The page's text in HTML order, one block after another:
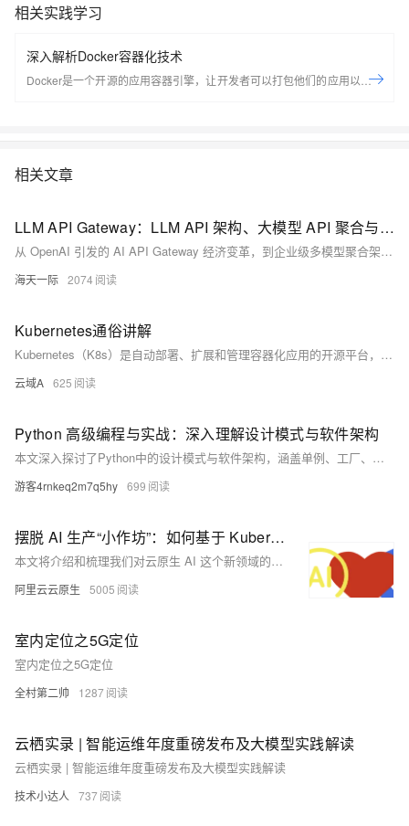
相关实践学习
深入解析Docker容器化技术
Docker是一个开源的应用容器引擎，让开发者可以打包他们的应用以及依
容器中并行运行和管理应用，获得更好的计算密度。企业利用Docker可以
Linux和Windows Server应用发布新功能。 在本套课程中，我们将全面的
讲解Docker技术栈，从环境安装到容器、镜像操作以及生产环境如何部署
开发的微服务应用。本课程由黑马程序员提供。 &nbsp; &nbsp; 相关的阿
里云产品：容器服务 ACK 容器服务 Kubernetes 版（简称 ACK）提供高
理。整合阿里云虚拟化、存储、网络和安全能力，打造云端最佳容器化应
用运行环境。 了解产品详情: https://www.aliyun.com/product/kubernetes
相关文章
LLM API Gateway：LLM API 架构、大模型 API 聚合与 AI API 成本优化全解（2026 深度指南）
从 OpenAI 引发的 AI API Gateway 经济变革，到企业级多模型聚合架构 n1n.ai 的最佳实践。本文将深入剖析 LLM API 的技术细节（协议、鉴权、参数调优），探讨“自建网关”与“聚合服务”的优劣权衡，并提供 Python 实战代码演示如何构建高可用的多模型 Agent。
海天一际 2074
Kubernetes通俗讲解
Kubernetes（K8s）是自动部署、扩展和管理容器化应用的开源平台，源自Google的Borg系统。它简化了大规模容器应用的部署和维护，支持自动部署、扩展、高可用性、服务发现与负载均衡及存储管理。K8s具有Master和Node节点架构，涵盖API Server、Scheduler等组件，其核心概念包括Pod、Service、Deployment和Namespace。使用时需安装集群、定义资源配置文件并应用配置。K8s具备可移植性、可扩展性、自动化及强大的社区支持等优势。
云域A 625
Python 高级编程与实战：深入理解设计模式与软件架构
本文深入探讨了Python中的设计模式与软件架构，涵盖单例、工厂、观察者模式及MVC、微服务架构，并通过实战项目如插件系统和Web应用帮助读者掌握这些技术。文章提供了代码示例，便于理解和实践。最后推荐了进一步学习的资源，助力提升Python编程技能。
游客4rnkeq2m7q5hy 699
摆脱 AI 生产“小作坊”：如何基于 Kubernetes 构建云原生 AI 平台
本文将介绍和梳理我们对云原生 AI 这个新领域的思考和定位，介绍云原生 AI 套件产品的核心场景、架构和主要能力。
阿里云云原生 5005
室内定位之5G定位
室内定位之5G定位
全村第二帅 1287
云栖实录 | 智能运维年度重磅发布及大模型实践解读
云栖实录 | 智能运维年度重磅发布及大模型实践解读
技术小达人 737